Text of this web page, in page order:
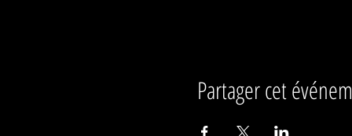
Partager cet